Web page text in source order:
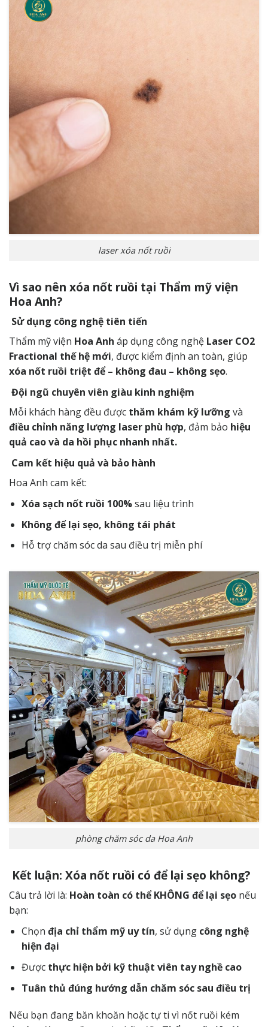
laser xóa nốt ruồi
Vì sao nên xóa nốt ruồi tại Thẩm mỹ viện
Hoa Anh?
Sử dụng công nghệ tiên tiến
Thẩm mỹ viện Hoa Anh áp dụng công nghệ Laser CO2
Fractional thế hệ mới, được kiểm định an toàn, giúp
xóa nốt ruồi triệt để – không đau – không sẹo.
Đội ngũ chuyên viên giàu kinh nghiệm
Mỗi khách hàng đều được thăm khám kỹ lưỡng và
điều chỉnh năng lượng laser phù hợp, đảm bảo hiệu
quả cao và da hồi phục nhanh nhất.
Cam kết hiệu quả và bảo hành
Hoa Anh cam kết:
Xóa sạch nốt ruồi 100%sau liệu trình
Không để lại sẹo, không tái phát
Hỗ trợ chăm sóc da sau điều trị miễn phí
phòng chăm sóc da Hoa Anh
Kết luận: Xóa nốt ruồi có để lại sẹo không?
Câu trả lời là: Hoàn toàn có thể KHÔNG để lại sẹo nếu
bạn:
Chọn địa chỉ thẩm mỹ uy tín, sử dụng công nghệ
hiện đại
Được thực hiện bởi kỹ thuật viên tay nghề cao
Tuân thủ đúng hướng dẫn chăm sóc sau điều trị
Nếu bạn đang băn khoăn hoặc tự ti vì nốt ruồi kém